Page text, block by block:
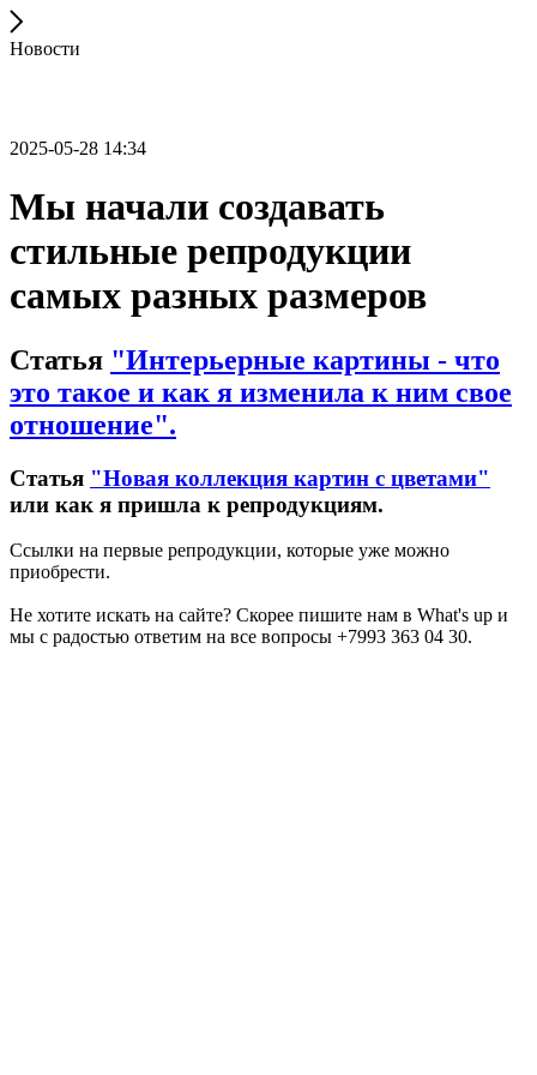
Новости
2025-05-28 14:34
Мы начали создавать
стильные репродукции
самых разных размеров
Статья "Интерьерные картины - что
это такое и как я изменила к ним свое
отношение".
Статья "Новая коллекция картин с цветами"
или как я пришла к репродукциям.
Ссылки на первые репродукции, которые уже можно
приобрести.
Не хотите искать на сайте? Скорее пишите нам в What's up и
мы с радостью ответим на все вопросы +7993 363 04 30.